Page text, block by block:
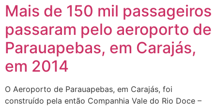
Mais de 150 mil passageiros
passaram pelo aeroporto de
Parauapebas, em Carajás,
em 2014
O Aeroporto de Parauapebas, em Carajás, foi
construído pela então Companhia Vale do Rio Doce –